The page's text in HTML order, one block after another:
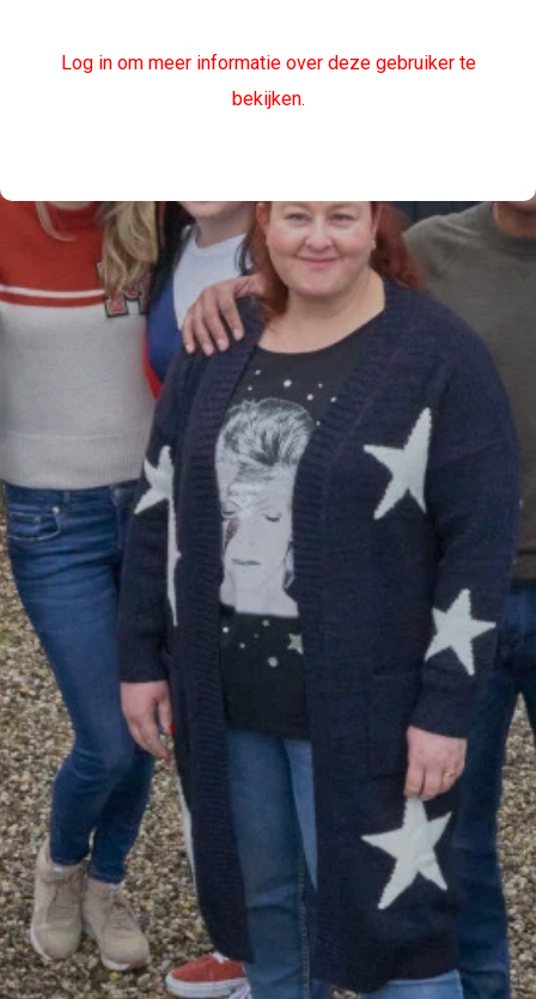
Log in om meer informatie over deze gebruiker te
bekijken.